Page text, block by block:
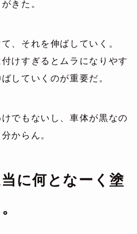
きた。
、それを伸ばしていく。
けすぎるとムラになりやす
していくのが重要だ。
でもないし、車体が黒なの
からん。
に何となーく塗